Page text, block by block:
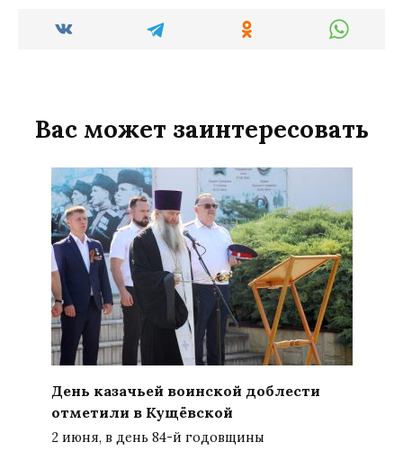
Вас может заинтересовать
День казачьей воинской доблести
отметили в Кущёвской
2 июня, в день 84-й годовщины